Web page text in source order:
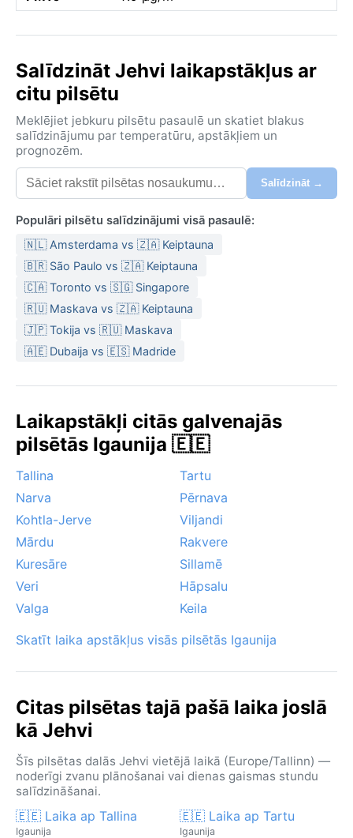
Salīdzināt Jehvi laikapstākļus ar
citu pilsētu
Meklējiet jebkuru pilsētu pasaulē un skatiet blakus
salīdzinājumu par temperatūru, apstākļiem un
prognozēm.
Salīdzināt →
Populāri pilsētu salīdzinājumi visā pasaulē:
🇳🇱 Amsterdama vs 🇿🇦 Keiptauna
🇧🇷 São Paulo vs 🇿🇦 Keiptauna
🇨🇦 Toronto vs 🇸🇬 Singapore
🇷🇺 Maskava vs 🇿🇦 Keiptauna
🇯🇵 Tokija vs 🇷🇺 Maskava
🇦🇪 Dubaija vs 🇪🇸 Madride
Laikapstākļi citās galvenajās
pilsētās Igaunija 🇪🇪
Tallina
Tartu
Narva
Pērnava
Kohtla-Jerve
Viljandi
Mārdu
Rakvere
Kuresāre
Sillamē
Veri
Hāpsalu
Valga
Keila
Skatīt laika apstākļus visās pilsētās Igaunija
Citas pilsētas tajā pašā laika joslā
kā Jehvi
Šīs pilsētas dalās Jehvi vietējā laikā (Europe/Tallinn) —
noderīgi zvanu plānošanai vai dienas gaismas stundu
salīdzināšanai.
🇪🇪 Laika ap Tallina
Igaunija
🇪🇪 Laika ap Tartu
Igaunija